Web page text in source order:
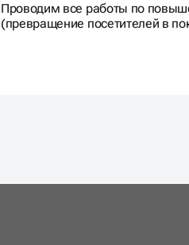
Проводим все работы по
(превращение посетителей в